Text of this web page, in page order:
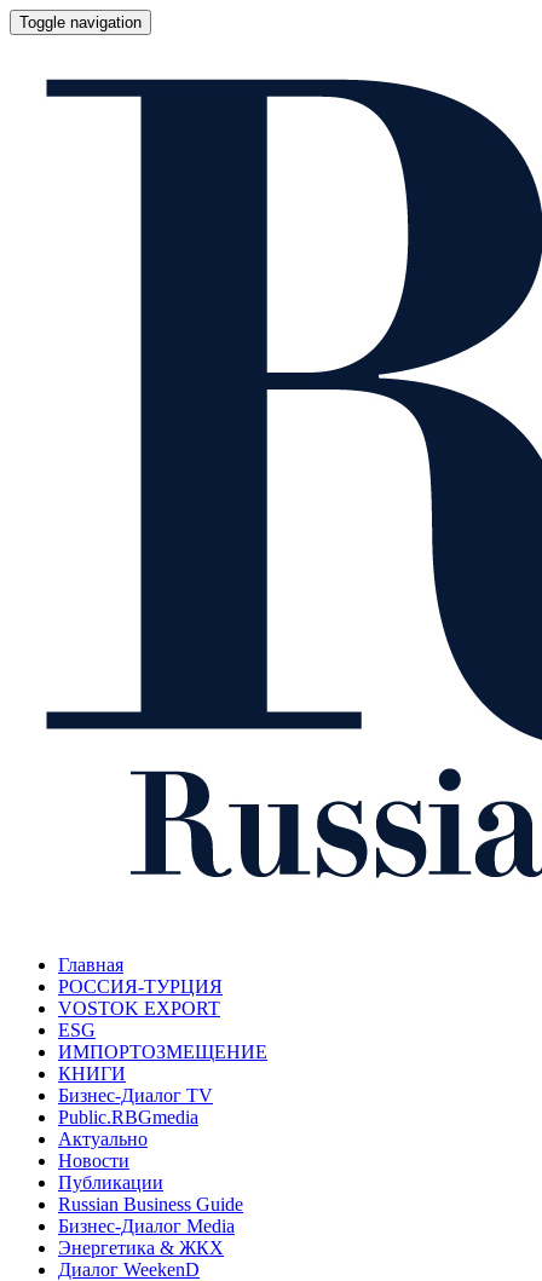
Toggle navigation
Главная
РОССИЯ-ТУРЦИЯ
VOSTOK EXPORT
ESG
ИМПОРТОЗМЕЩЕНИЕ
КНИГИ
Бизнес-Диалог TV
Public.RBGmedia
Актуально
Новости
Публикации
Russian Business Guide
Бизнес-Диалог Media
Энергетика & ЖКХ
Диалог WeekenD